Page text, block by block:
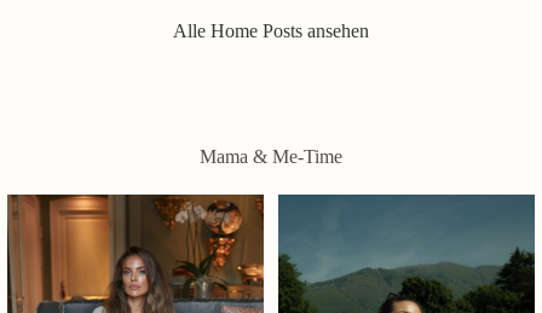
Alle Home Posts ansehen
Mama & Me-Time